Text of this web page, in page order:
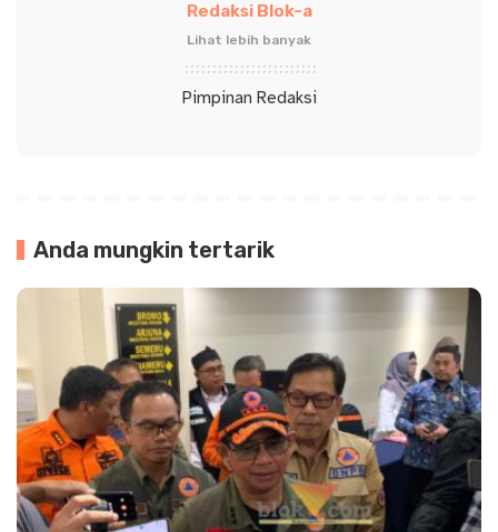
Redaksi Blok-a
Lihat lebih banyak
Pimpinan Redaksi
Anda mungkin tertarik